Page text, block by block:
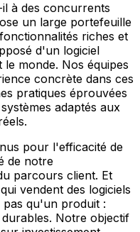
à des concurrents
un large portefeuille
riches et
d'un logiciel
monde. Nos équipes
concrète dans ces
pratiques éprouvées
adaptés aux
pour l'efficacité de
de notre
parcours client. Et
vendent des logiciels
qu'un produit :
Notre objectif